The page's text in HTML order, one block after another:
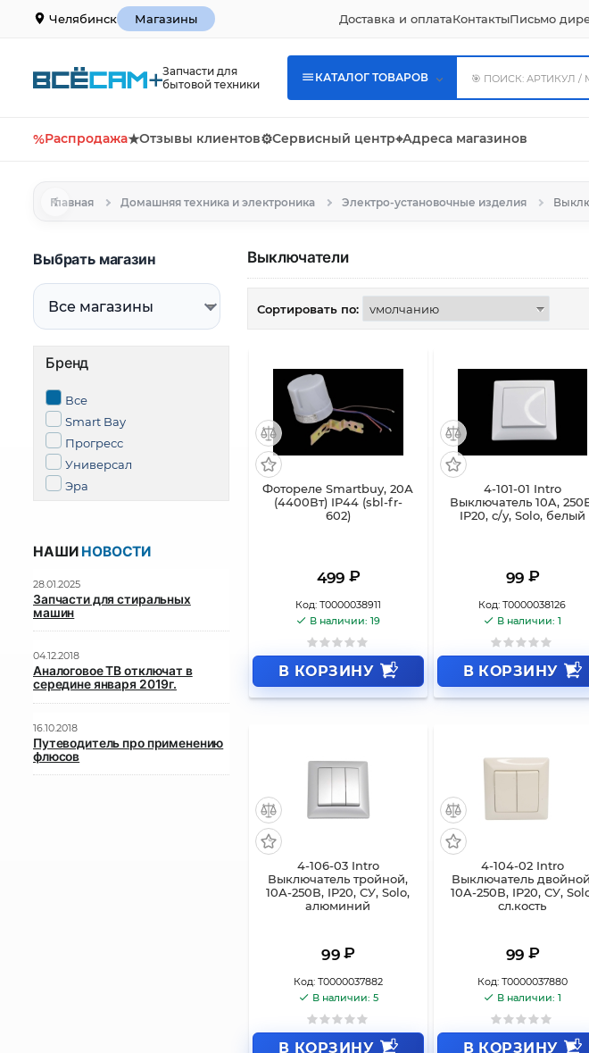
Челябинск Магазины Доставка и оплатаКонтактыПисьмо
Запчасти для
бытовой техники
КАТАЛОГ ТОВАРОВ
%Распродажа★Отзывы клиентов⚙Сервисный центр⌖Адреса магазинов
Главная Домашняя техника и электроника Электро-установочные изделия
Выбрать магазин
Бренд
Все
Smart Bay
Прогресс
Универсал
Эра
Выключатели
Сортировать по:
Фотореле Smartbuy, 20А
(4400Вт) IP44 (sbl-fr-
602)
499 ₽
Код: Т0000038911
В наличии: 19
В КОРЗИНУ
4-101-01 Intro
Выключатель 10A,
IP20, с/у, Solo, белый
99 ₽
Код: Т0000038126
В наличии: 1
В КОРЗИНУ
4-106-03 Intro
Выключатель тройной,
10А-250В, IP20, СУ, Solo,
алюминий
99 ₽
Код: Т0000037882
В наличии: 5
В КОРЗИНУ
4-104-02 Intro
Выключатель
10А-250В, IP20, СУ,
сл.кость
99 ₽
Код: Т0000037880
В наличии: 1
В КОРЗИНУ
НАШИ НОВОСТИ
28.01.2025
Запчасти для стиральных
машин
04.12.2018
Аналоговое ТВ отключат в
середине января 2019г.
16.10.2018
Путеводитель про применению
флюсов